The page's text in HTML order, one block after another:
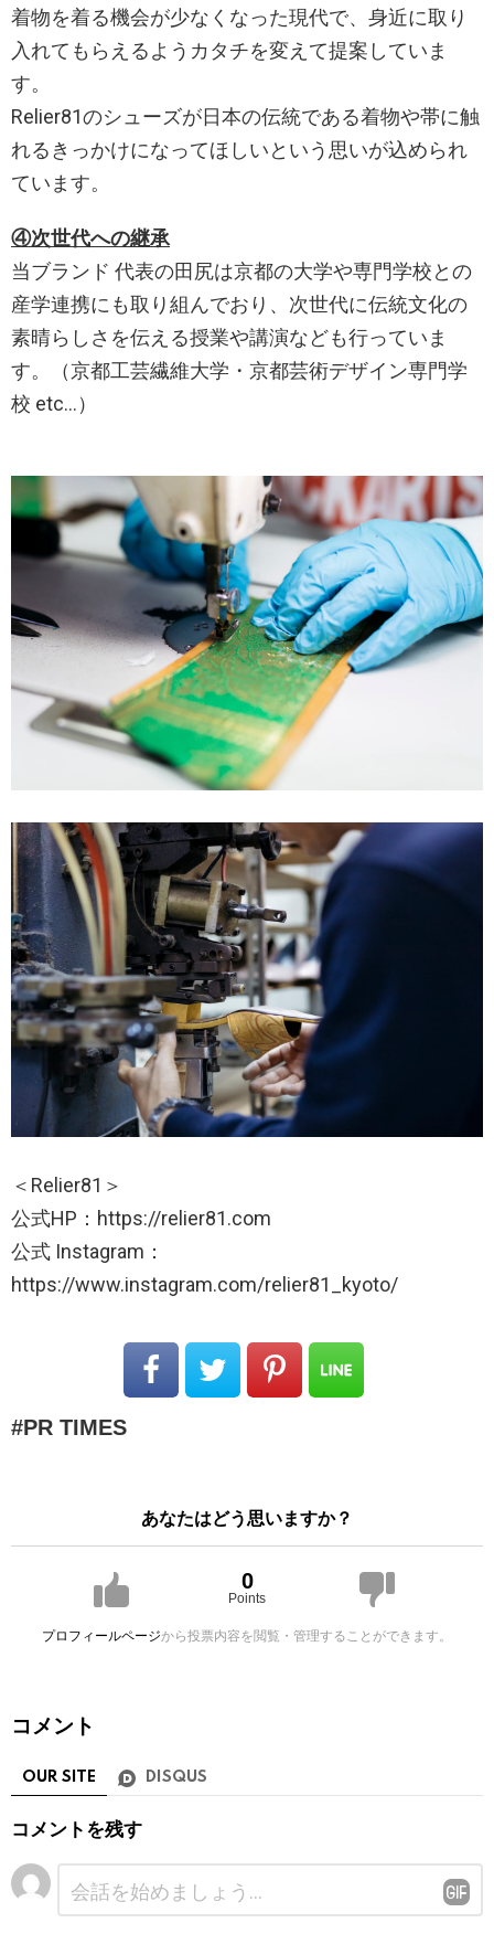
着物を着る機会が少なくなった現代で、身近に取り
入れてもらえるようカタチを変えて提案していま
す。
Relier81のシューズが日本の伝統である着物や帯に触
れるきっかけになってほしいという思いが込められ
ています。
④次世代への継承
当ブランド 代表の田尻は京都の大学や専門学校との
産学連携にも取り組んでおり、次世代に伝統文化の
素晴らしさを伝える授業や講演なども行っていま
す。（京都工芸繊維大学・京都芸術デザイン専門学
校 etc…）
＜Relier81＞
公式HP：https://relier81.com
公式 Instagram：
https://www.instagram.com/relier81_kyoto/
PR TIMES
あなたはどう思いますか？
0
Points
プロフィールページから投票内容を閲覧・管理することができます。
コメント
OUR SITE DISQUS
コメントを残す